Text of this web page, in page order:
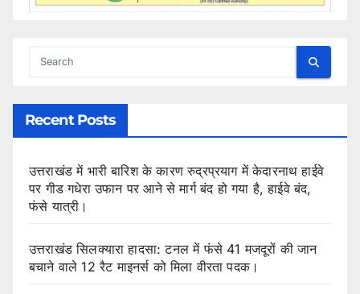
Recent Posts
उत्तराखंड में भारी बारिश के कारण रुद्रप्रयाग में केदारनाथ हाईवे
पर गीड गधेरा उफान पर आने से मार्ग बंद हो गया है, हाईवे बंद,
फंसे यात्री।
उत्तराखंड सिलक्यारा हादसा: टनल में फंसे 41 मजदूरों की जान
बचाने वाले 12 रैट माइनर्स को मिला वीरता पदक।